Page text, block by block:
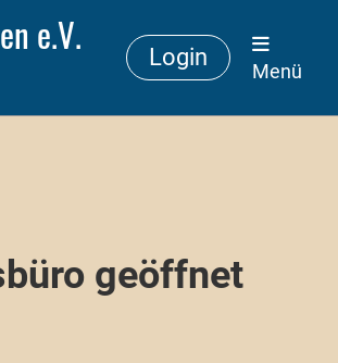
e.V.
Login
Menü
geöffnet